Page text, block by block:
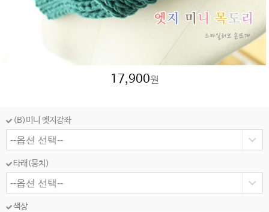
17,900원
(B)미니 엣지강좌
타래(뭉치)
색상